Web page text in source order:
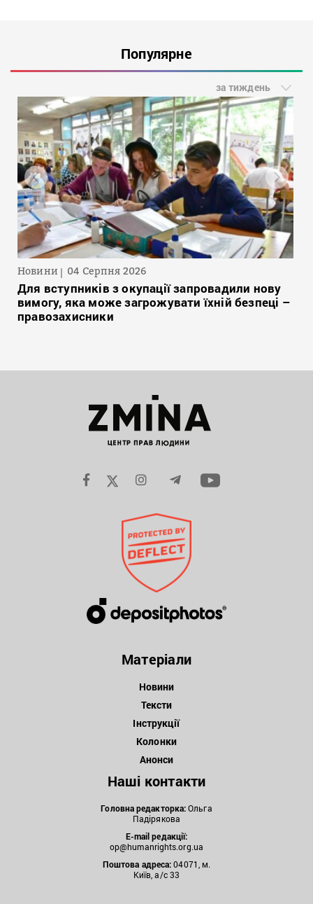
Популярне
за тиждень
Новини 04 Серпня 2026
Для вступників з окупації запровадили нову
вимогу, яка може загрожувати їхній безпеці –
правозахисники
Матеріали
Новини
Тексти
Інструкції
Колонки
Анонси
Наші контакти
Головна редакторка:Ольга
Падірякова
E-mail редакції:
op@humanrights.org.ua
Поштова адреса:04071, м.
Київ, а/с 33